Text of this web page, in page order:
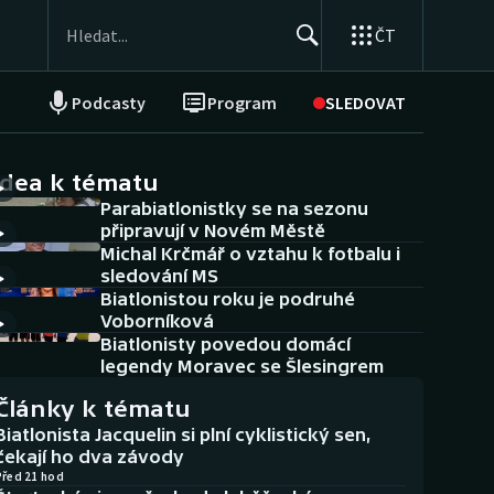
ČT
Podcasty Program SLEDOVAT
NEPŘEHLÉDNĚTE
Historické návraty
Aplikace ČT sport
AZ kvíz
k tématu
Parabiatlonistky se na sezonu
připravují v Novém Městě
Michal Krčmář o vztahu k fotbalu i
sledování MS
Biatlonistou roku je podruhé
Voborníková
Biatlonisty povedou domácí
legendy Moravec se Šlesingrem
k tématu
Jacquelin si plní cyklistický sen,
ho dva závody
21 hod